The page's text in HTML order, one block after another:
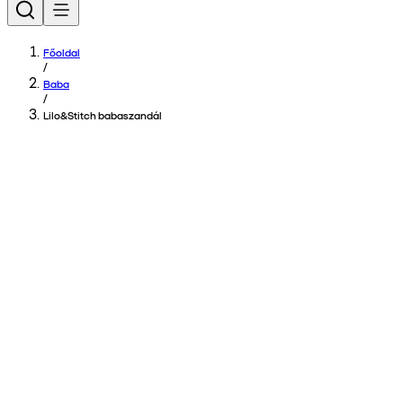
Főoldal
/
Baba
/
Lilo&Stitch babaszandál